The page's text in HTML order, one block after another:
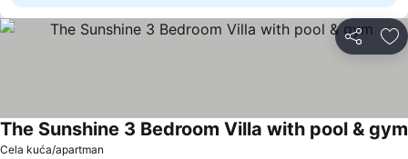
Deli
Cela kuća/apartman
The Sunshine 3 Bedroom Villa with pool & gym